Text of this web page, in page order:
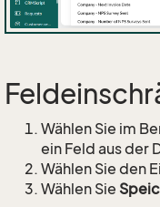
Wählen Sie im
ein Feld aus der
Wählen Sie den
Wählen Sie